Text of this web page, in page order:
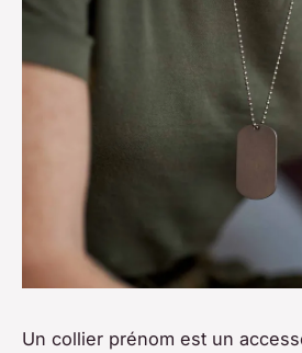
Un collier prénom est un